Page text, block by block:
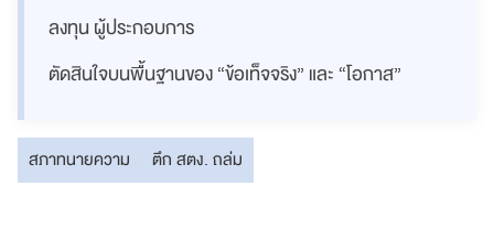
ลงทุน ผู้ประกอบการ
ตัดสินใจบนพื้นฐานของ “ข้อเท็จจริง” และ “โอกาส”
สภาทนายความ ตึก สตง. ถล่ม